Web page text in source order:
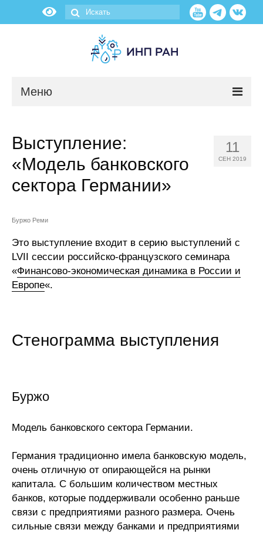
Меню
Об институте
Сотрудники
Проблемы прогнозирования
О журнале
Номера журналов
11
СЕН 2019
Выступление:
«Модель банковского
сектора Германии»
Буржо Реми
Это выступление входит в серию выступлений с
LVII сессии российско-французского семинара
«Финансово-экономическая динамика в России и
Европе«.
Стенограмма выступления
Буржо
Модель банковского сектора Германии.
Германия традиционно имела банковскую модель,
очень отличную от опирающейся на рынки
капитала. С большим количеством местных
банков, которые поддерживали особенно раньше
связи с предприятиями разного размера. Очень
сильные связи между банками и предприятиями